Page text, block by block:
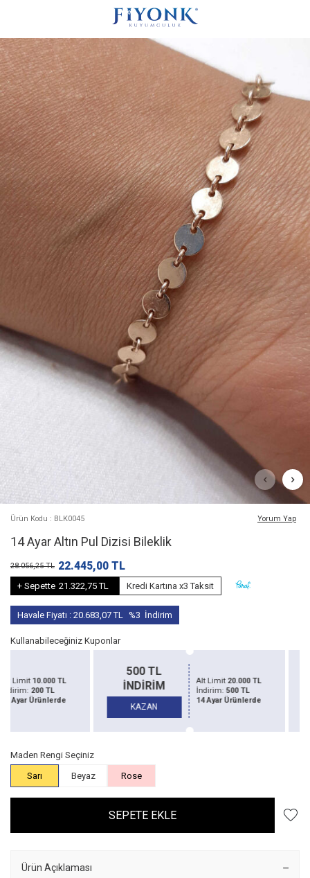
Ürün Kodu : BLK0045 Yorum Yap
14 Ayar Altın Pul Dizisi Bileklik
28.056,25TL 22.445,00 TL
+ Sepette 21.322,75 TL Kredi Kartına x3 Taksit
Havale Fiyatı : 20.683,07TL %3 İndirim
Kullanabileceğiniz Kuponlar
İNDİRİM
Alt Limit20.000 TL
İndirim:500 TL
İNDİRİM
Maden Rengi Seçiniz
Sarı
Beyaz Rose
SEPETE EKLE
Ürün Açıklaması